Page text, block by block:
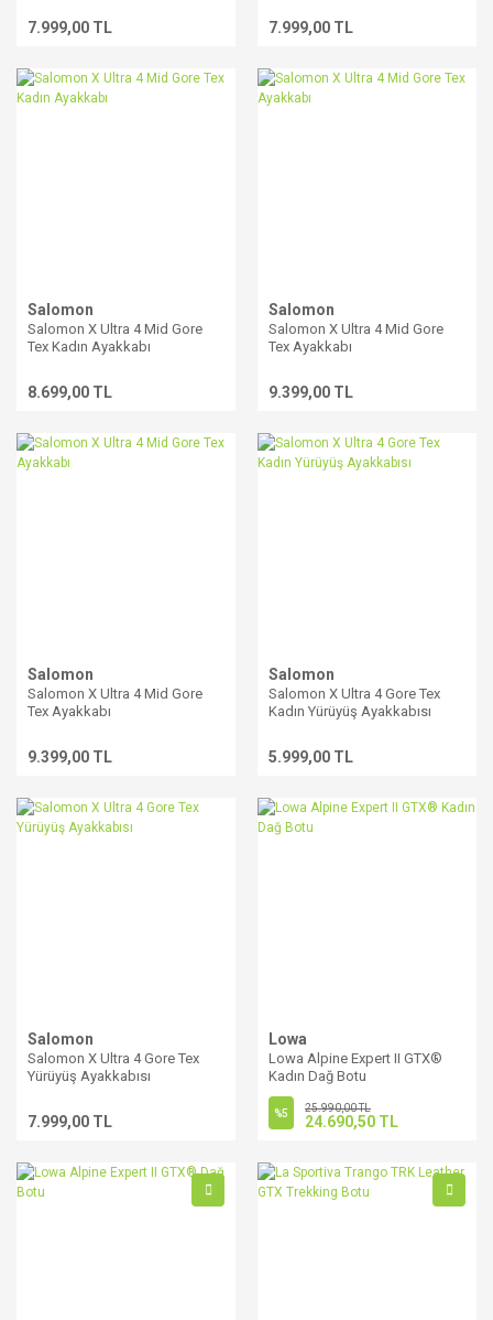
7.999,00 TL 7.999,00 TL
Salomon
Salomon X Ultra 4 Mid Gore
Tex Kadın Ayakkabı
8.699,00 TL
Salomon
Salomon X Ultra 4 Mid Gore
Tex Ayakkabı
9.399,00 TL
Salomon
Salomon X Ultra 4 Mid Gore
Tex Ayakkabı
9.399,00 TL
Salomon
Salomon X Ultra 4 Gore Tex
Kadın Yürüyüş Ayakkabısı
5.999,00 TL
Salomon
Salomon X Ultra 4 Gore Tex
Yürüyüş Ayakkabısı
7.999,00 TL
Lowa
Lowa Alpine Expert II GTX®
Kadın Dağ Botu
%5 25.990,00 TL
24.690,50 TL